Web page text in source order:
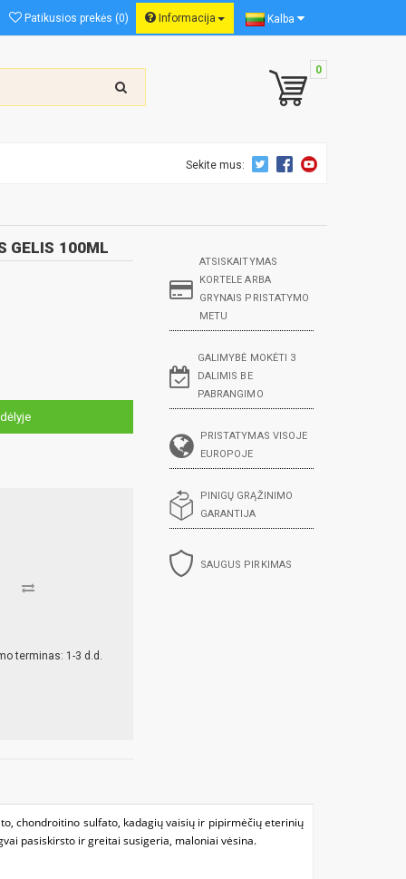
Patikusios prekės (0) Informacija Kalba
0
Sekite mus:
GELIS 100ML
terminas: 1-3 d.d.
ATSISKAITYMAS
KORTELE ARBA
GRYNAIS PRISTATYMO
METU
GALIMYBĖ MOKĖTI 3
DALIMIS BE
PABRANGIMO
PRISTATYMAS VISOJE
EUROPOJE
PINIGŲ GRĄŽINIMO
GARANTIJA
SAUGUS PIRKIMAS
chondroitino sulfato, kadagių vaisių ir pipirmėčių eterinių
pasiskirsto ir greitai susigeria, maloniai vėsina.